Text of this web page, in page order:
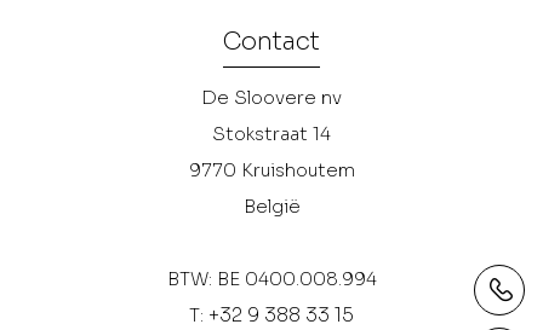
Contact
De Sloovere nv
Stokstraat 14
9770 Kruishoutem
België
BTW: BE 0400.008.994
T: +32 9 388 33 15